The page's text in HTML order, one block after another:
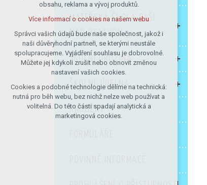
MATEŘSKÁ ŠKOLA OLŠÍ
NAD OSLAVOU
ŠKOLNÍ DRUŽINA
ŠKOLNÍ JÍDELNA
KROUŽKY
Volitelná cookies
analytická pro anonymizované
vyhodnocení návštěvnosti
marketingová cookies (Google)
Více informací o cookies na našem webu
Přijmout všechny cookies
Odmítnout vše
obsahu, reklama a vývoj produktů.
Více informací o cookies na našem webu
Správci vašich údajů bude naše společnost, jakož i
naši důvěryhodní partneři, se kterými neustále
spolupracujeme. Vyjádření souhlasu je dobrovolné.
Můžete jej kdykoli zrušit nebo obnovit změnou
nastavení vašich cookies.
Cookies a podobné technologie dělíme na technická:
nutná pro běh webu, bez nichž nelze web používat a
volitelná. Do této části spadají analytická a
marketingová cookies.